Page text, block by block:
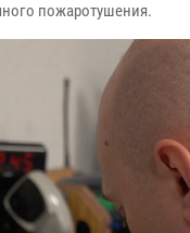
пожаротушения.